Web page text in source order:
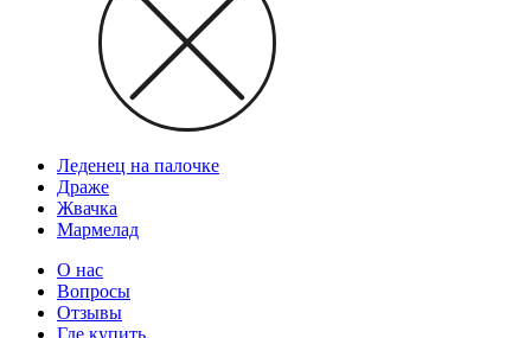
Леденец на палочке
Драже
Жвачка
Мармелад
О нас
Вопросы
Отзывы
Где купить